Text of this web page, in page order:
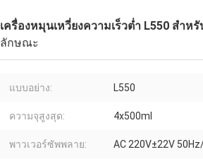
เครื่องหมุนเหวี่ยงความเร็วต่ำ L550 สำห
ลักษณะ
แบบอย่าง: L550
ความจุสูงสุด: 4x500ml
พาวเวอร์ซัพพลาย: AC 220V±22V